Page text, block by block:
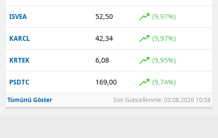
ISVEA 52,50 (9,97%)
KARCL 42,34 (9,97%)
KRTEK 6,08 (9,95%)
PSDTC 169,00 (9,74%)
Tümünü Göster Son Güncellenme: 03.08.2026 10:58